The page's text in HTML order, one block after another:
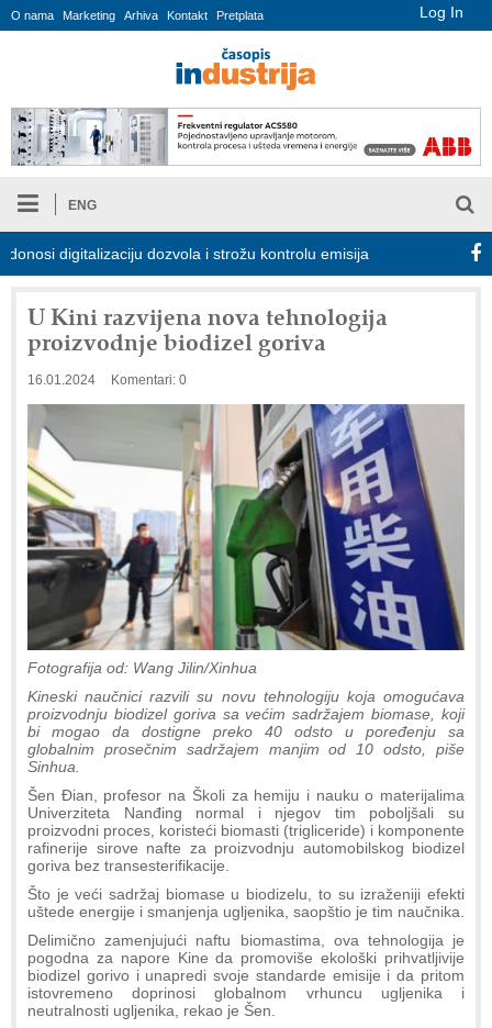
Log In
O nama Marketing Arhiva Kontakt Pretplata
ENG
digitalizaciju dozvola i strožu kontrolu emisija Proizvodnja
U Kini razvijena nova tehnologija
proizvodnje biodizel goriva
16.01.2024 Komentari: 0
Fotografija od: Wang Jilin/Xinhua
Kineski naučnici razvili su novu tehnologiju koja omogućava
proizvodnju biodizel goriva sa većim sadržajem biomase, koji
bi mogao da dostigne preko 40 odsto u poređenju sa
globalnim prosečnim sadržajem manjim od 10 odsto, piše
Sinhua.
Šen Đian, profesor na Školi za hemiju i nauku o materijalima
Univerziteta Nanđing normal i njegov tim poboljšali su
proizvodni proces, koristeći biomasti (trigliceride) i komponente
rafinerije sirove nafte za proizvodnju automobilskog biodizel
goriva bez transesterifikacije.
Što je veći sadržaj biomase u biodizelu, to su izraženiji efekti
uštede energije i smanjenja ugljenika, saopštio je tim naučnika.
Delimično zamenjujući naftu biomastima, ova tehnologija je
pogodna za napore Kine da promoviše ekološki prihvatljivije
biodizel gorivo i unapredi svoje standarde emisije i da pritom
istovremeno doprinosi globalnom vrhuncu ugljenika i
neutralnosti ugljenika, rekao je Šen.